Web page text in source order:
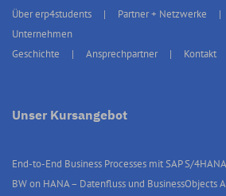
Über erp4students Partner + Netzwerke
Unternehmen
Geschichte
Ansprechpartner Kontakt
Unser Kursangebot
End-to-End Business Processes mit SAP S/
BW on HANA – Datenfluss und BusinessObjects